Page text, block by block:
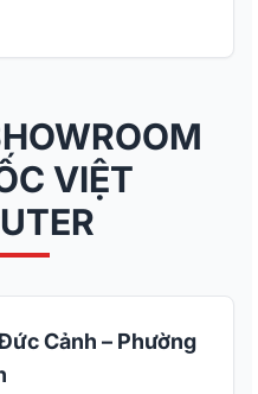
VIỆT
Cảnh – Phường